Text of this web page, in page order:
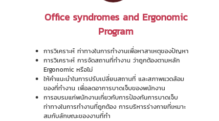
Office syndromes and Ergonomic
Program
การวิเคราะห์ ท่าทางในการทำงานเพื่อหาสาเหตุของปัญหา
การวิเคราะห์ การจัดสถานที่ทำงาน ว่าถูกต้องตามหลัก
Ergonomic หรือไม่
ให้คำแนะนำในการปรับเปลี่ยนสถานที่ และสภาพแวดล้อม
ของที่ทำงาน เพื่อลดอาการบาดเจ็บของพนักงาน
การอบรมแก่พนักงานเกี่ยวกับการป้องกันการบาดเจ็บ
ท่าทางในการทำงานที่ถูกต้อง การบริหารร่างกายที่เหมาะ
สมกับลักษณะของงานที่ทำ